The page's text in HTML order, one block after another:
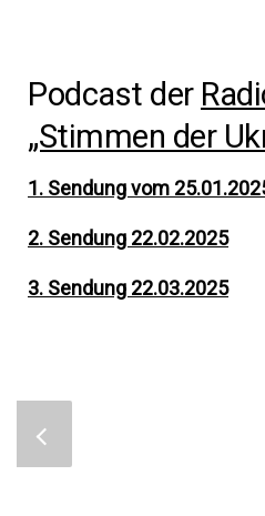
Podcast der
„Stimmen der
1. Sendung vom
2. Sendung 22.02.2025
3. Sendung 22.03.2025